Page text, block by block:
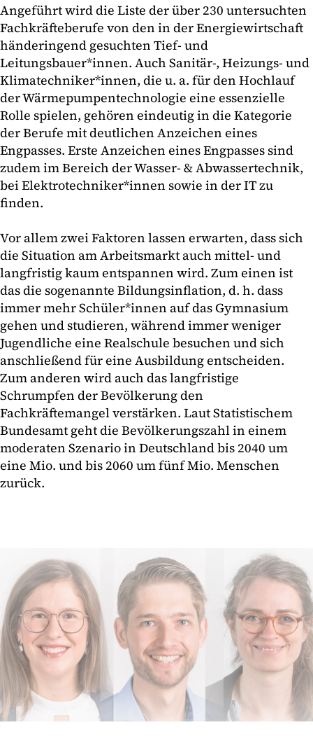
Angeführt wird die Liste der über 230 untersuchten
Fachkräfteberufe von den in der Energiewirtschaft
händeringend gesuchten Tief- und
Leitungsbauer*innen. Auch Sanitär-, Heizungs- und
Klimatechniker*innen, die u. a. für den Hochlauf
der Wärmepumpentechnologie eine essenzielle
Rolle spielen, gehören eindeutig in die Kategorie
der Berufe mit deutlichen Anzeichen eines
Engpasses. Erste Anzeichen eines Engpasses sind
zudem im Bereich der Wasser- & Abwassertechnik,
bei Elektrotechniker*innen sowie in der IT zu
finden.
Vor allem zwei Faktoren lassen erwarten, dass sich
die Situation am Arbeitsmarkt auch mittel- und
langfristig kaum entspannen wird. Zum einen ist
das die sogenannte Bildungsinflation, d. h. dass
immer mehr Schüler*innen auf das Gymnasium
gehen und studieren, während immer weniger
Jugendliche eine Realschule besuchen und sich
anschließend für eine Ausbildung entscheiden.
Zum anderen wird auch das langfristige
Schrumpfen der Bevölkerung den
Fachkräftemangel verstärken. Laut Statistischem
Bundesamt geht die Bevölkerungszahl in einem
moderaten Szenario in Deutschland bis 2040 um
eine Mio. und bis 2060 um fünf Mio. Menschen
zurück.